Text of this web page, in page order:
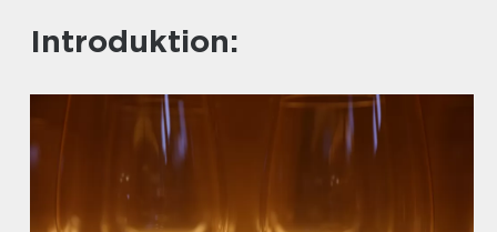
Introduktion: